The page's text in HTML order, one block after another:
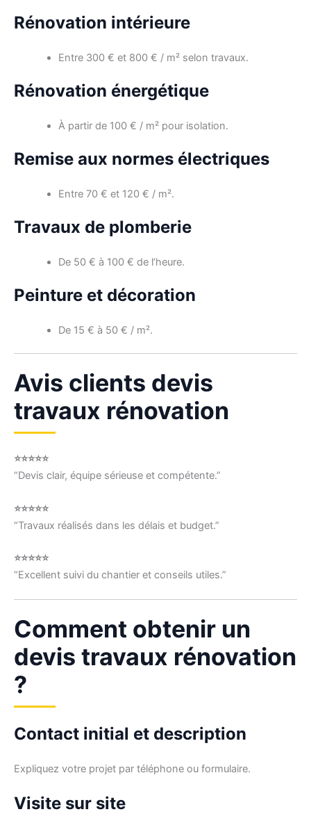
Rénovation intérieure
Entre 300 € et 800 € / m² selon travaux.
Rénovation énergétique
À partir de 100 € / m² pour isolation.
Remise aux normes électriques
Entre 70 € et 120 € / m².
Travaux de plomberie
De 50 € à 100 € de l’heure.
Peinture et décoration
De 15 € à 50 € / m².
Avis clients devis
travaux rénovation
⭐⭐⭐⭐⭐
“Devis clair, équipe sérieuse et compétente.”
⭐⭐⭐⭐⭐
“Travaux réalisés dans les délais et budget.”
⭐⭐⭐⭐⭐
“Excellent suivi du chantier et conseils utiles.”
Comment obtenir un
devis travaux rénovation
?
Contact initial et description
Expliquez votre projet par téléphone ou formulaire.
Visite sur site